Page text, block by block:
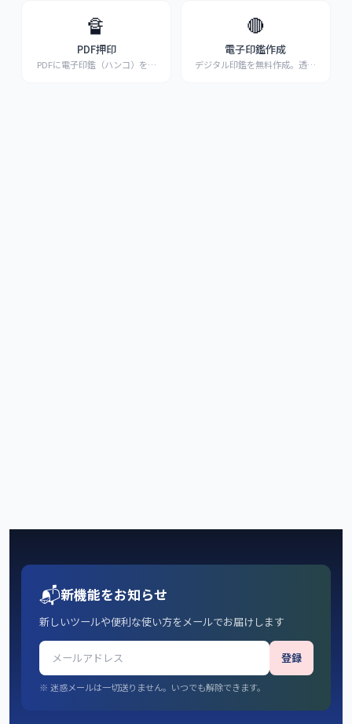
🔏
PDF押印
PDFに電子印鑑（ハンコ）を押
🔴
電子印鑑作成
デジタル印鑑を無料作成。透過
📬新機能をお知らせ
新しいツールや便利な使い方をメールでお届けします
登録
※ 迷惑メールは一切送りません。いつでも解除できます。